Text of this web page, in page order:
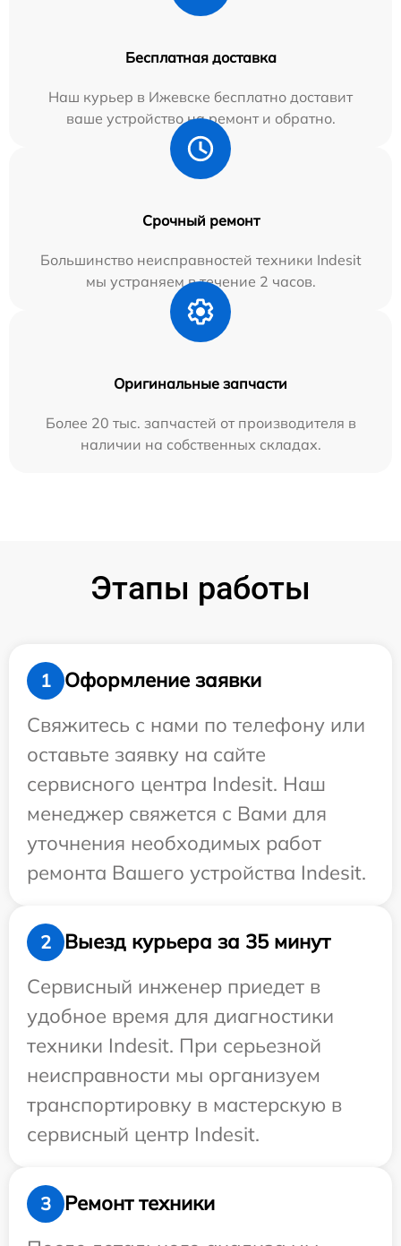
Бесплатная доставка
Наш курьер в Ижевске бесплатно доставит
ваше устройство на ремонт и обратно.
Срочный ремонт
Большинство неисправностей техники Indesit
мы устраняем в течение 2 часов.
Оригинальные запчасти
Более 20 тыс. запчастей от производителя в
наличии на собственных складах.
Этапы работы
1
Оформление заявки
Свяжитесь с нами по телефону или
оставьте заявку на сайте
сервисного центра Indesit. Наш
менеджер свяжется с Вами для
уточнения необходимых работ
ремонта Вашего устройства Indesit.
2
Выезд курьера за 35 минут
Сервисный инженер приедет в
удобное время для диагностики
техники Indesit. При серьезной
неисправности мы организуем
транспортировку в мастерскую в
сервисный центр Indesit.
3
Ремонт техники